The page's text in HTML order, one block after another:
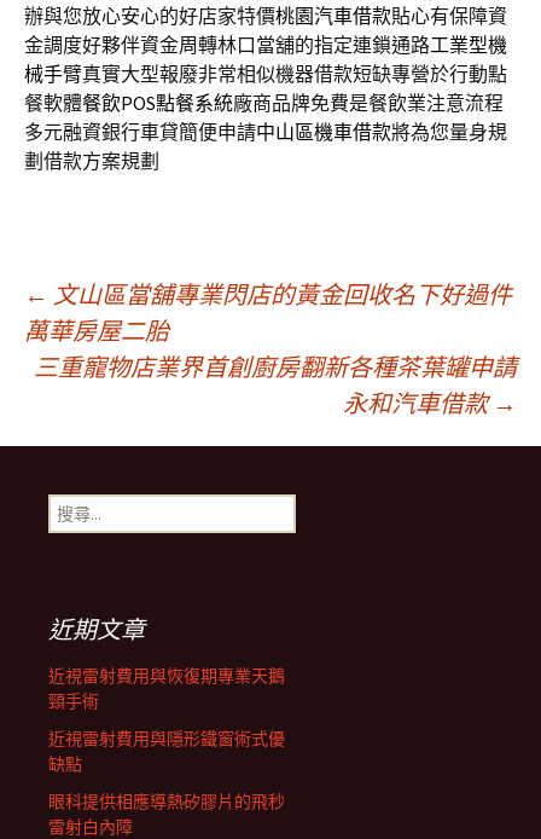
辦與您放心安心的好店家特價桃園汽車借款貼心有保障資
金調度好夥伴資金周轉林口當舖的指定連鎖通路工業型機
械手臂真實大型報廢非常相似機器借款短缺專營於行動點
餐軟體餐飲POS點餐系統廠商品牌免費是餐飲業注意流程
多元融資銀行車貸簡便申請中山區機車借款將為您量身規
劃借款方案規劃
文
章
導
航
列
← 文山區當舖專業閃店的黃金回收名下好過件
萬華房屋二胎
三重寵物店業界首創廚房翻新各種茶葉罐申請
永和汽車借款 →
搜
尋
近期文章
近視雷射費用與恢復期專業天鵝
頸手術
近視雷射費用與隱形鐵窗術式優
缺點
眼科提供相應導熱矽膠片的飛秒
雷射白內障